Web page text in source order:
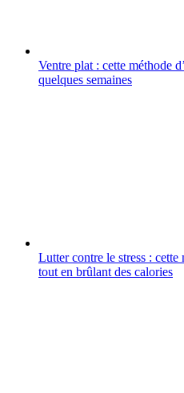
Ventre plat : cette méthode
quelques semaines
Lutter contre le stress :
tout en brûlant des calories